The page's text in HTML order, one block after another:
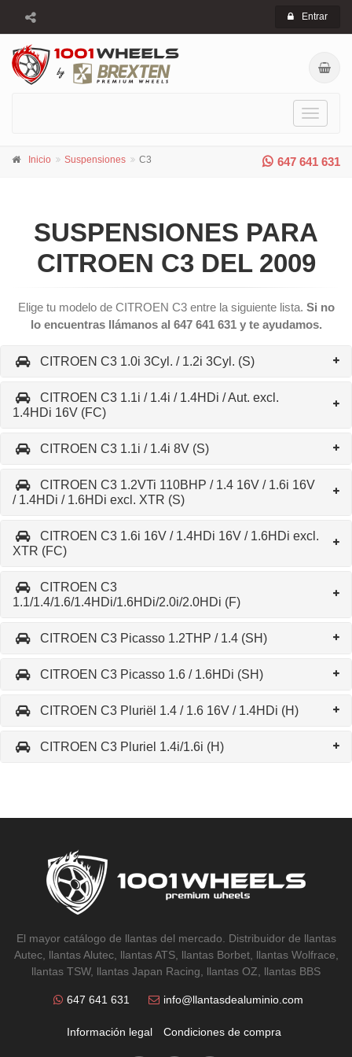
Entrar
Toggle
647 641 631
Inicio Suspensiones C3
SUSPENSIONES PARA
CITROEN C3 DEL 2009
Elige tu modelo de CITROEN C3 entre la siguiente lista. Si no
lo encuentras llámanos al 647 641 631 y te ayudamos.
CITROEN C3 1.0i 3Cyl. / 1.2i 3Cyl. (S)
CITROEN C3 1.1i / 1.4i / 1.4HDi / Aut. excl.
1.4HDi 16V (FC)
CITROEN C3 1.1i / 1.4i 8V (S)
CITROEN C3 1.2VTi 110BHP / 1.4 16V / 1.6i 16V
/ 1.4HDi / 1.6HDi excl. XTR (S)
CITROEN C3 1.6i 16V / 1.4HDi 16V / 1.6HDi excl.
XTR (FC)
CITROEN C3
1.1/1.4/1.6/1.4HDi/1.6HDi/2.0i/2.0HDi (F)
CITROEN C3 Picasso 1.2THP / 1.4 (SH)
CITROEN C3 Picasso 1.6 / 1.6HDi (SH)
CITROEN C3 Pluriël 1.4 / 1.6 16V / 1.4HDi (H)
CITROEN C3 Pluriel 1.4i/1.6i (H)
El mayor catálogo de llantas del mercado. Distribuidor de llantas
Autec, llantas Alutec, llantas ATS, llantas Borbet, llantas Wolfrace,
llantas TSW, llantas Japan Racing, llantas OZ, llantas BBS
647 641 631 info@llantasdealuminio.com
Información legal Condiciones de compra